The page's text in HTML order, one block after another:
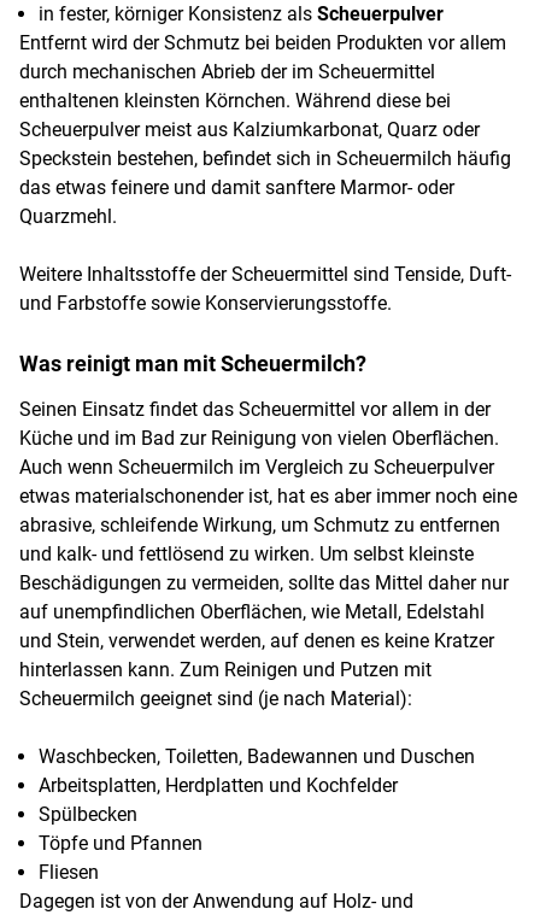
in fester, körniger Konsistenz als Scheuerpulver
Entfernt wird der Schmutz bei beiden Produkten vor allem
durch mechanischen Abrieb der im Scheuermittel
enthaltenen kleinsten Körnchen. Während diese bei
Scheuerpulver meist aus Kalziumkarbonat, Quarz oder
Speckstein bestehen, befindet sich in Scheuermilch häufig
das etwas feinere und damit sanftere Marmor- oder
Quarzmehl.
Weitere Inhaltsstoffe der Scheuermittel sind Tenside, Duft-
und Farbstoffe sowie Konservierungsstoffe.
Was reinigt man mit Scheuermilch?
Seinen Einsatz findet das Scheuermittel vor allem in der
Küche und im Bad zur Reinigung von vielen Oberflächen.
Auch wenn Scheuermilch im Vergleich zu Scheuerpulver
etwas materialschonender ist, hat es aber immer noch eine
abrasive, schleifende Wirkung, um Schmutz zu entfernen
und kalk- und fettlösend zu wirken. Um selbst kleinste
Beschädigungen zu vermeiden, sollte das Mittel daher nur
auf unempfindlichen Oberflächen, wie Metall, Edelstahl
und Stein, verwendet werden, auf denen es keine Kratzer
hinterlassen kann. Zum Reinigen und Putzen mit
Scheuermilch geeignet sind (je nach Material):
Waschbecken, Toiletten, Badewannen und Duschen
Arbeitsplatten, Herdplatten und Kochfelder
Spülbecken
Töpfe und Pfannen
Fliesen
Dagegen ist von der Anwendung auf Holz- und